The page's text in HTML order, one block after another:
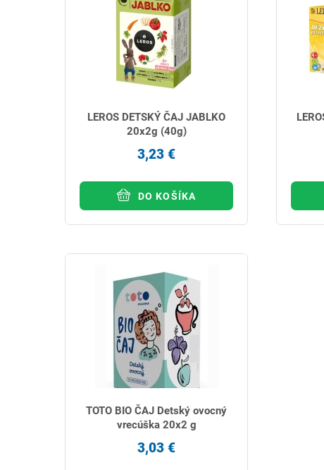
LEROS DETSKÝ ČAJ JABLKO
20x2g (40g)
3,23 €
DO KOŠÍKA
TOTO BIO ČAJ Detský ovocný
vrecúška 20x2 g
3,03 €